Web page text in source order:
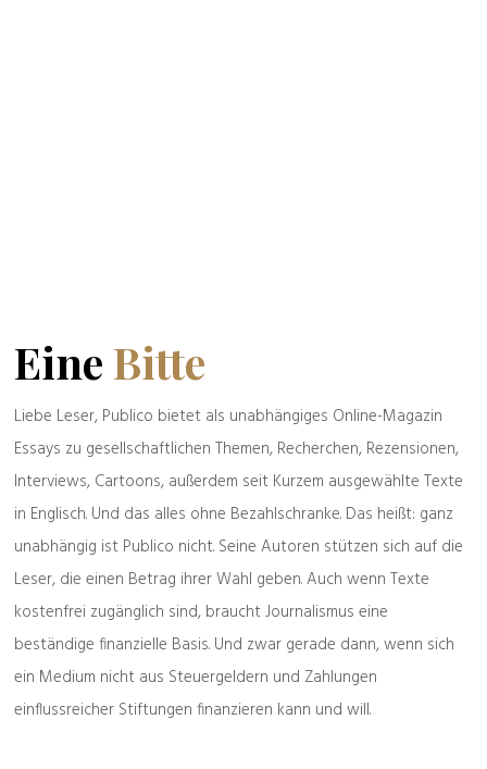
Geschichte eines
langen Wahns
Spreu & Weizen
Verachtung nach unten
Eine Bitte
Liebe Leser, Publico bietet als unabhängiges Online-Magazin
Essays zu gesellschaftlichen Themen, Recherchen, Rezensionen,
Interviews, Cartoons, außerdem seit Kurzem ausgewählte Texte
in Englisch. Und das alles ohne Bezahlschranke. Das heißt: ganz
unabhängig ist Publico nicht. Seine Autoren stützen sich auf die
Leser, die einen Betrag ihrer Wahl geben. Auch wenn Texte
kostenfrei zugänglich sind, braucht Journalismus eine
beständige finanzielle Basis. Und zwar gerade dann, wenn sich
ein Medium nicht aus Steuergeldern und Zahlungen
einflussreicher Stiftungen finanzieren kann und will.